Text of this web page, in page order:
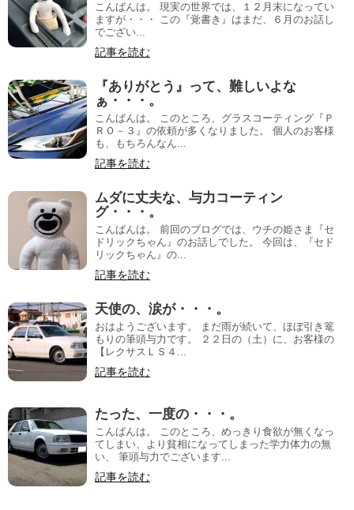
こんばんは。 現実の世界では、１２月末になってい
ますが・・・ この『覚書き』はまだ、６月のお話し
でござい...
記事を読む
『ありがとう』って、難しいよな
ぁ・・・。
こんばんは。 このところ、グラスコーティング『Ｐ
ＲＯ－３』の依頼が多くなりました。 個人のお客様
も、もちろんなん...
記事を読む
ムダに丈夫な、与力コーティン
グ・・・。
こんばんは。 前回のブログでは、ウチの姫さま『セ
ドリックちゃん』のお話しでした。 今回は、『セド
リックちゃん』の...
記事を読む
天使の、涙が・・・。
おはようございます。 まだ雨が続いて、ほぼ引き篭
もりの筆頭与力です。 ２２日の（土）に、お客様の
【レクサスＬＳ４...
記事を読む
たった、一度の・・・。
こんばんは。 このところ、めっきり食欲が無くなっ
てしまい、より貧相になってしまった学力体力の無
い、 筆頭与力でございます...
記事を読む